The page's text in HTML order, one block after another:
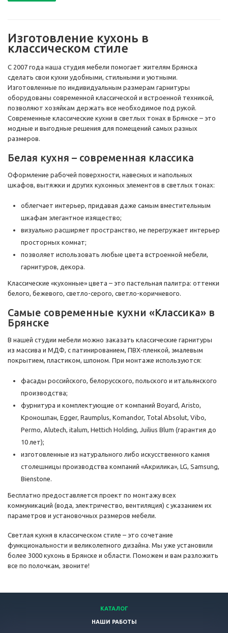
Изготовление кухонь в
классическом стиле
С 2007 года наша студия мебели помогает жителям Брянска
сделать свои кухни удобными, стильными и уютными.
Изготовленные по индивидуальным размерам гарнитуры
оборудованы современной классической и встроенной техникой,
позволяют хозяйкам держать все необходимое под рукой.
Современные классические кухни в светлых тонах в Брянске – это
модные и выгодные решения для помещений самых разных
размеров.
Белая кухня – современная классика
Оформление рабочей поверхности, навесных и напольных
шкафов, вытяжки и других кухонных элементов в светлых тонах:
облегчает интерьер, придавая даже самым вместительным
шкафам элегантное изящество;
визуально расширяет пространство, не перегружает интерьер
просторных комнат;
позволяет использовать любые цвета встроенной мебели,
гарнитуров, декора.
Классические «кухонные» цвета – это пастельная палитра: оттенки
белого, бежевого, светло-серого, светло-коричневого.
Самые современные кухни «Классика» в
Брянске
В нашей студии мебели можно заказать классические гарнитуры
из массива и МДФ, с патинированием, ПВХ-пленкой, эмалевым
покрытием, пластиком, шпоном. При монтаже используются:
фасады российского, белорусского, польского и итальянского
производства;
фурнитура и комплектующие от компаний Boyard, Aristo,
Кроношпан, Egger, Raumplus, Komandor, Total Absolut, Vibo,
Permo, Alutech, italum, Hettich Holding, Juilius Blum (гарантия до
10 лет);
изготовленные из натурального либо искусственного камня
столешницы производства компаний «Акрилика», LG, Samsung,
Bienstone.
Бесплатно предоставляется проект по монтажу всех
коммуникаций (вода, электричество, вентиляция) с указанием их
параметров и установочных размеров мебели.
Светлая кухня в классическом стиле – это сочетание
функциональности и великолепного дизайна. Мы уже установили
более 3000 кухонь в Брянске и области. Поможем и вам разложить
все по полочкам, звоните!
КАТАЛОГ
НАШИ РАБОТЫ